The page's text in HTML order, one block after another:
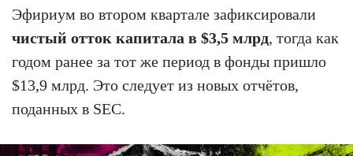
Эфириум во втором квартале зафиксировали
чистый отток капитала в $3,5 млрд, тогда как
годом ранее за тот же период в фонды пришло
$13,9 млрд. Это следует из новых отчётов,
поданных в SEC.